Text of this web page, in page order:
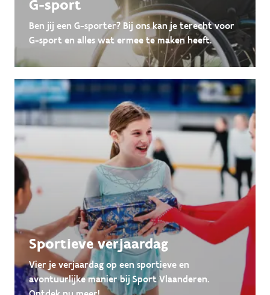
G-sport
Ben jij een G-sporter? Bij ons kan je terecht voor
G-sport en alles wat ermee te maken heeft.
Sportieve verjaardag
Vier je verjaardag op een sportieve en
avontuurlijke manier bij Sport Vlaanderen.